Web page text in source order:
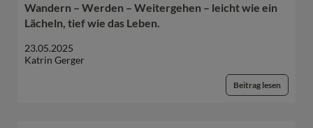
Wandern – Werden – Weitergehen – leicht wie ein
Lächeln, tief wie das Leben.
23.05.2025
Katrin Gerger
Beitrag lesen